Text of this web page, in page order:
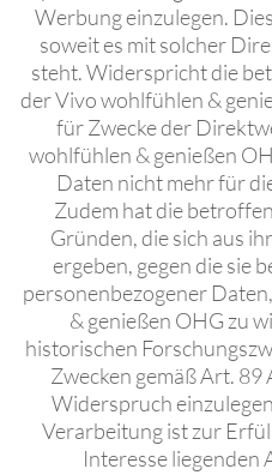
Werbung einzulegen.
soweit es mit solcher
steht. Widerspricht die
der Vivo wohlfühlen &
für Zwecke der
wohlfühlen & genießen
Daten nicht mehr für
Zudem hat die
Gründen, die sich aus
ergeben, gegen die sie
personenbezogener
& genießen OHG zu
historischen
Zwecken gemäß Art. 89
Widerspruch
Verarbeitung ist zur
Interesse liegenden